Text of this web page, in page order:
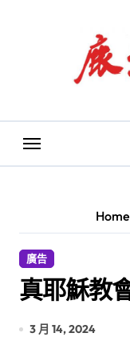
Home
廣告
真耶穌教
3 月 14, 2024